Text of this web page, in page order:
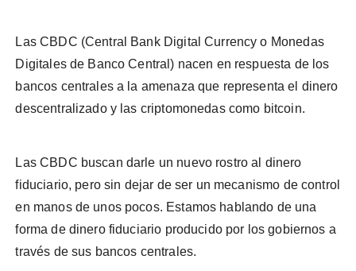
Las CBDC (Central Bank Digital Currency o Monedas
Digitales de Banco Central) nacen en respuesta de los
bancos centrales a la amenaza que representa el dinero
descentralizado y las criptomonedas como bitcoin.
Las CBDC buscan darle un nuevo rostro al dinero
fiduciario, pero sin dejar de ser un mecanismo de control
en manos de unos pocos. Estamos hablando de una
forma de dinero fiduciario producido por los gobiernos a
través de sus bancos centrales.